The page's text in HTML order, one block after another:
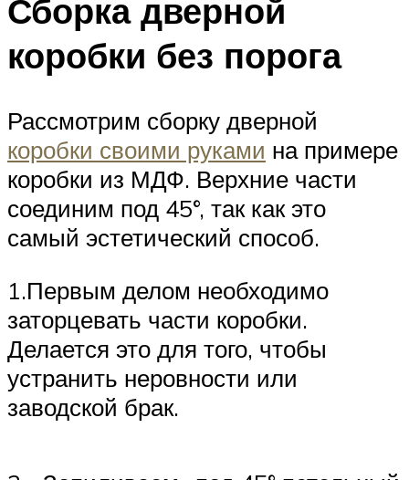
Сборка дверной
коробки без порога
Рассмотрим сборку дверной
коробки своими руками на примере
коробки из МДФ. Верхние части
соединим под 45°, так как это
самый эстетический способ.
1.Первым делом необходимо
заторцевать части коробки.
Делается это для того, чтобы
устранить неровности или
заводской брак.